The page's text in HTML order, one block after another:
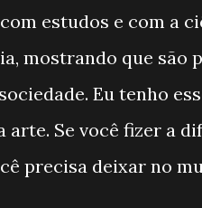
estudos e com a
mostrando que são
Eu tenho
arte. Se você fizer a
precisa deixar no